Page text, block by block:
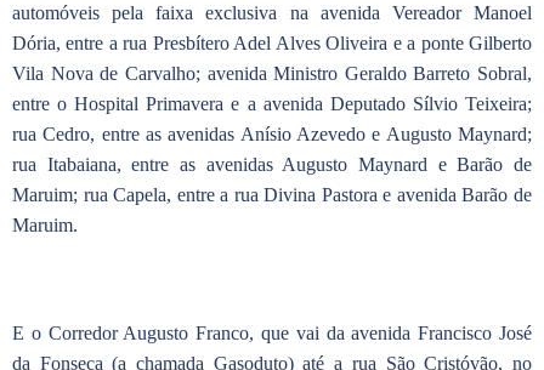
automóveis pela faixa exclusiva na avenida Vereador Manoel
Dória, entre a rua Presbítero Adel Alves Oliveira e a ponte Gilberto
Vila Nova de Carvalho; avenida Ministro Geraldo Barreto Sobral,
entre o Hospital Primavera e a avenida Deputado Sílvio Teixeira;
rua Cedro, entre as avenidas Anísio Azevedo e Augusto Maynard;
rua Itabaiana, entre as avenidas Augusto Maynard e Barão de
Maruim; rua Capela, entre a rua Divina Pastora e avenida Barão de
Maruim.
E o Corredor Augusto Franco, que vai da avenida Francisco José
da Fonseca (a chamada Gasoduto) até a rua São Cristóvão, no